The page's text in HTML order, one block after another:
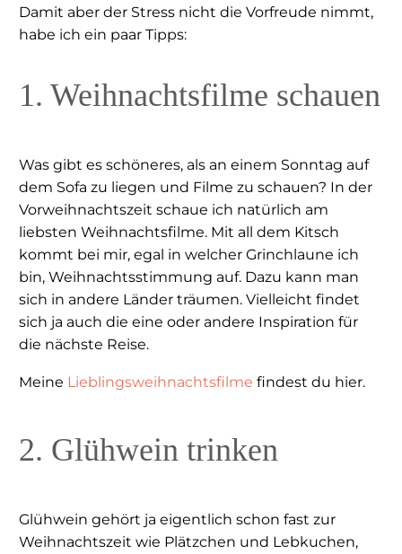
Damit aber der Stress nicht die Vorfreude nimmt,
habe ich ein paar Tipps:
1. Weihnachtsfilme schauen
Was gibt es schöneres, als an einem Sonntag auf
dem Sofa zu liegen und Filme zu schauen? In der
Vorweihnachtszeit schaue ich natürlich am
liebsten Weihnachtsfilme. Mit all dem Kitsch
kommt bei mir, egal in welcher Grinchlaune ich
bin, Weihnachtsstimmung auf. Dazu kann man
sich in andere Länder träumen. Vielleicht findet
sich ja auch die eine oder andere Inspiration für
die nächste Reise.
Meine Lieblingsweihnachtsfilme findest du hier.
2. Glühwein trinken
Glühwein gehört ja eigentlich schon fast zur
Weihnachtszeit wie Plätzchen und Lebkuchen,